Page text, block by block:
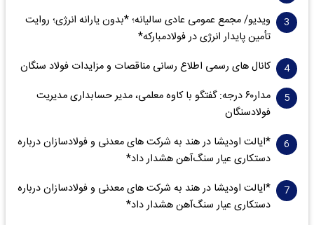
ویدیو/ مجمع عمومی عادی سالیانه؛ *بدون یارانه انرژی؛ روایت
تأمین پایدار انرژی در فولادمبارکه*
کانال های رسمی اطلاع رسانی مناقصات و مزایدات فولاد سنگان
مدار‌۶٠ درجه: گفتگو با کاوه معلمی، مدیر حسابداری مدیریت
فولادسنگان
*ایالت اودیشا در هند به شرکت های معدنی و فولادسازان درباره
دستکاری عیار سنگ‌آهن هشدار داد*
*ایالت اودیشا در هند به شرکت های معدنی و فولادسازان درباره
دستکاری عیار سنگ‌آهن هشدار داد*